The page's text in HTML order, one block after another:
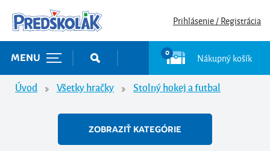
Prihlásenie / Registrácia
MENU 0 Nákupný košík
Úvod Všetky hračky Stolný hokej a futbal
ZOBRAZIŤ KATEGÓRIE